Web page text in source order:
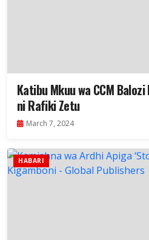
Katibu Mkuu wa CCM
ni Rafiki Zetu
March 7, 2024
HABARI